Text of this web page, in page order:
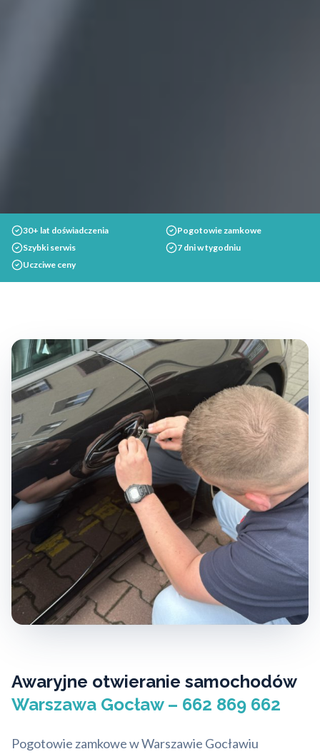
30+ lat doświadczenia
Pogotowie zamkowe
Szybki serwis
7 dni w tygodniu
Uczciwe ceny
Awaryjne otwieranie samochodów
Warszawa Gocław – 662 869 662
Pogotowie zamkowe w Warszawie Gocławiu